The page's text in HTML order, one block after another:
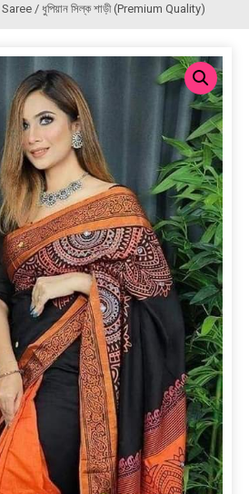
/ ধুপিয়ান সিল্ক শাড়ী (Premium Quality)